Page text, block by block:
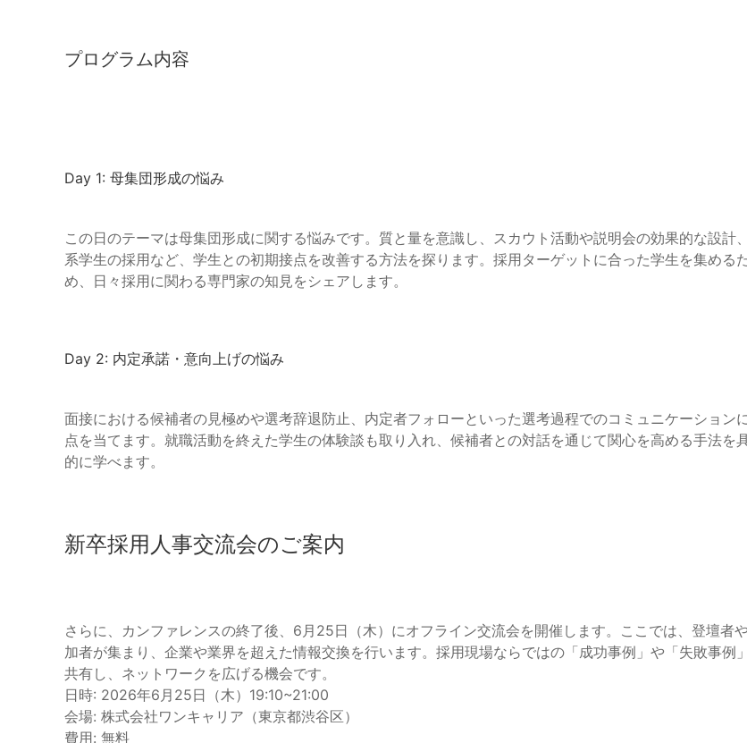
プログラム内容
Day 1: 母集団形成の悩み
この日のテーマは母集団形成に関する悩みです。質と量を意識し、スカウト活動や説明会の効果的な設計
系学生の採用など、学生との初期接点を改善する方法を探ります。採用ターゲットに合った学生を集める
め、日々採用に関わる専門家の知見をシェアします。
Day 2: 内定承諾・意向上げの悩み
面接における候補者の見極めや選考辞退防止、内定者フォローといった選考過程でのコミュニケーション
点を当てます。就職活動を終えた学生の体験談も取り入れ、候補者との対話を通じて関心を高める手法を
的に学べます。
新卒採用人事交流会のご案内
さらに、カンファレンスの終了後、6月25日（木）にオフライン交流会を開催します。ここでは、登壇者
加者が集まり、企業や業界を超えた情報交換を行います。採用現場ならではの「成功事例」や「失敗事例
共有し、ネットワークを広げる機会です。
日時: 2026年6月25日（木）19:10~21:00
会場: 株式会社ワンキャリア（東京都渋谷区）
費用: 無料